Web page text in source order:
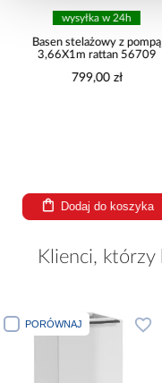
wysyłka w 24h
Basen stelażowy z pompą
3,66X1m rattan 56709
799,00 zł
Dodaj do koszyka
Klienci,
PORÓWNAJ